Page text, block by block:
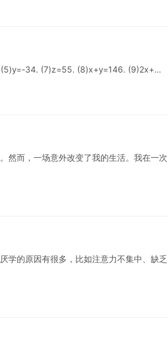
(5)y=-34. (7)z=55. (8)x+y=146. (9)2x+…
然而，一场意外改变了我的生活。我在一次
学的原因有很多，比如注意力不集中、缺乏